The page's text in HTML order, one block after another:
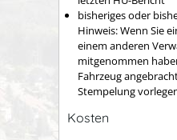
bisheriges oder
Hinweis: Wenn Sie
einem anderen
mitgenommen
Fahrzeug
Stempelung
Kosten